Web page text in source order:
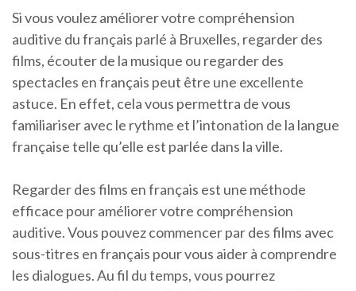
Si vous voulez améliorer votre compréhension
auditive du français parlé à Bruxelles, regarder des
films, écouter de la musique ou regarder des
spectacles en français peut être une excellente
astuce. En effet, cela vous permettra de vous
familiariser avec le rythme et l’intonation de la langue
française telle qu’elle est parlée dans la ville.
Regarder des films en français est une méthode
efficace pour améliorer votre compréhension
auditive. Vous pouvez commencer par des films avec
sous-titres en français pour vous aider à comprendre
les dialogues. Au fil du temps, vous pourrez